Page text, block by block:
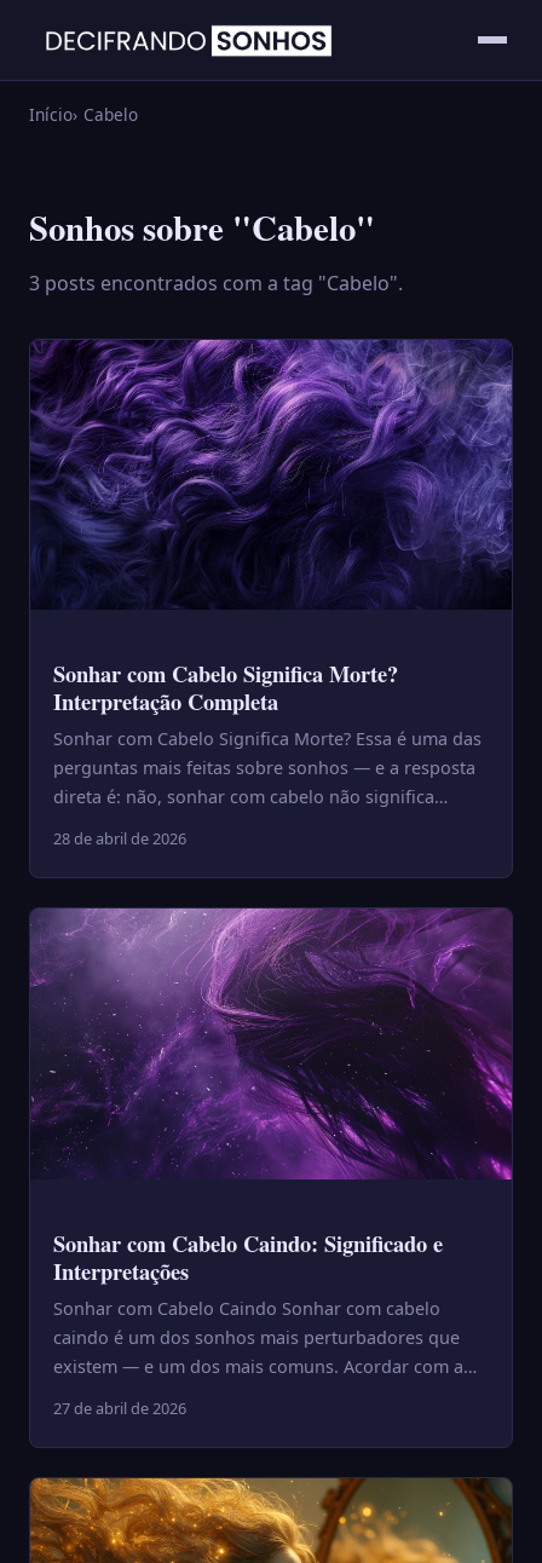
Início Cabelo
Sonhos sobre "Cabelo"
3 posts encontrados com a tag "Cabelo".
Sonhar com Cabelo Significa Morte?
Interpretação Completa
Sonhar com Cabelo Significa Morte? Essa é uma das
perguntas mais feitas sobre sonhos — e a resposta
direta é: não, sonhar com cabelo não significa
28 de abril de 2026
Sonhar com Cabelo Caindo: Significado e
Interpretações
Sonhar com Cabelo Caindo Sonhar com cabelo
caindo é um dos sonhos mais perturbadores que
existem — e um dos mais comuns. Acordar com a
27 de abril de 2026